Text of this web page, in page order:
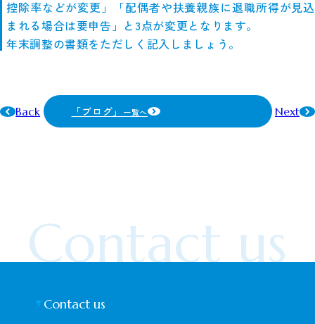
控除率などが変更」「配偶者や扶養親族に退職所得が見込
まれる場合は要申告」と3点が変更となります。
年末調整の書類をただしく記入しましょう。
Back 「ブログ」 一覧へ Next
Contact us
Contact us